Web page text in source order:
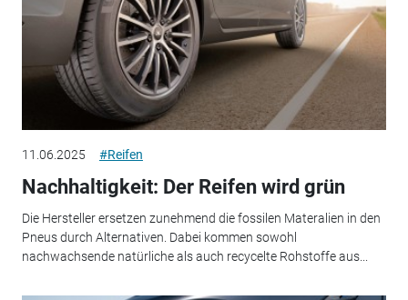
11.06.2025 #Reifen
Nachhaltigkeit: Der Reifen wird grün
Die Hersteller ersetzen zunehmend die fossilen Materalien in den
Pneus durch Alternativen. Dabei kommen sowohl
nachwachsende natürliche als auch recycelte Rohstoffe aus...